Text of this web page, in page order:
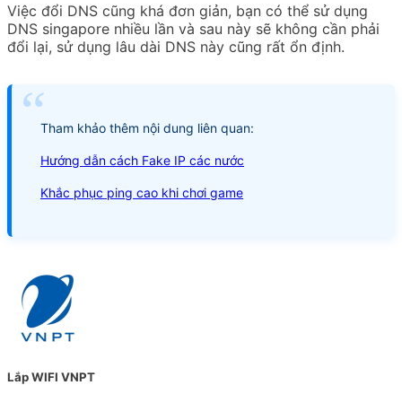
Việc đổi DNS cũng khá đơn giản, bạn có thể sử dụng
DNS singapore nhiều lần và sau này sẽ không cần phải
đổi lại, sử dụng lâu dài DNS này cũng rất ổn định.
Tham khảo thêm nội dung liên quan:
Hướng dẫn cách Fake IP các nước
Khắc phục ping cao khi chơi game
Lắp WIFI VNPT